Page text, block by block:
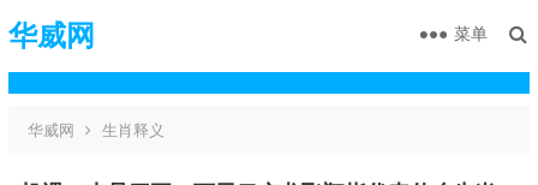
华威网 菜单
华威网 生肖释义